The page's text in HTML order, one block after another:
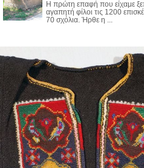
Η πρώτη επαφή που είχαμε
αγαπητή φίλοι τις 1200
70 σχόλια. Ήρθε η ...